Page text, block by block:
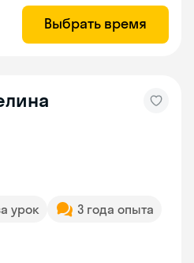
Выбрать время
урок
3 года опыта